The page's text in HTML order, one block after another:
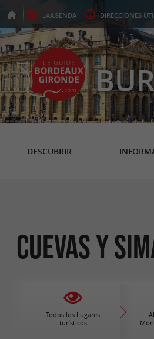
LAAGENDA DIRECCIONES
DESCUBRIR
Cuevas y
Todos los Lugares
turísticos